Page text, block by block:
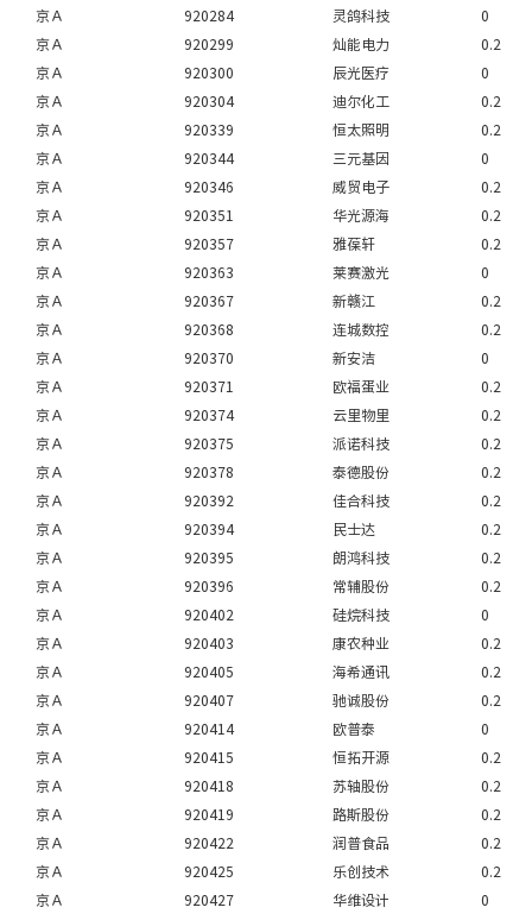
京Ａ 920284 灵鸽科技
0
京Ａ
920299 灿能电力
0.2
京Ａ
920300 辰光医疗
0
京Ａ
920304 迪尔化工
0.2
京Ａ
920339 恒太照明
0.2
京Ａ
920344 三元基因
0
京Ａ
920346 威贸电子
0.2
京Ａ
920351 华光源海
0.2
京Ａ
920357 雅葆轩
0.2
京Ａ
920363 莱赛激光
0
京Ａ
920367 新赣江
0.2
京Ａ
920368 连城数控
0.2
京Ａ
920370 新安洁
0
京Ａ
920371 欧福蛋业
0.2
京Ａ
920374 云里物里
0.2
京Ａ
920375 派诺科技
0.2
京Ａ
920378 泰德股份
0.2
京Ａ
920392 佳合科技
0.2
京Ａ
920394 民士达
0.2
京Ａ
920395 朗鸿科技
0.2
京Ａ
920396 常辅股份
0.2
京Ａ
920402 硅烷科技
0
京Ａ
920403 康农种业
0.2
京Ａ
920405 海希通讯
0.2
京Ａ
920407 驰诚股份
0.2
京Ａ
920414 欧普泰
0
京Ａ
920415 恒拓开源
0.2
京Ａ
920418 苏轴股份
0.2
京Ａ
920419 路斯股份
0.2
京Ａ
920422 润普食品
0.2
京Ａ
920425 乐创技术
0.2
京Ａ
920427 华维设计
0